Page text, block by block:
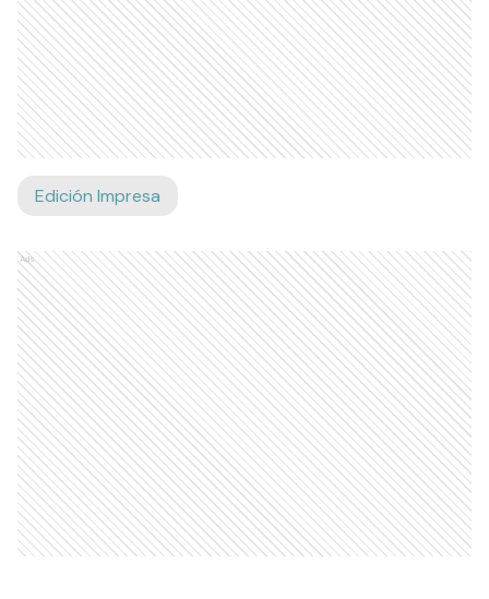
Edición Impresa
Ads